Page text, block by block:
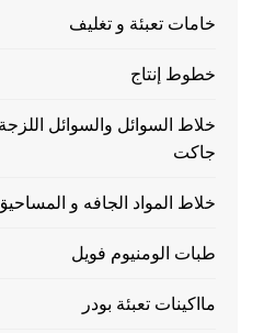
خامات تعبئة و تغليف
خطوط إنتاج
خلاط السوائل والسوائل
جاكت
خلاط المواد الجافه و المساحيق
طبات الومنيوم فويل
مااكينات تعبئة بودر